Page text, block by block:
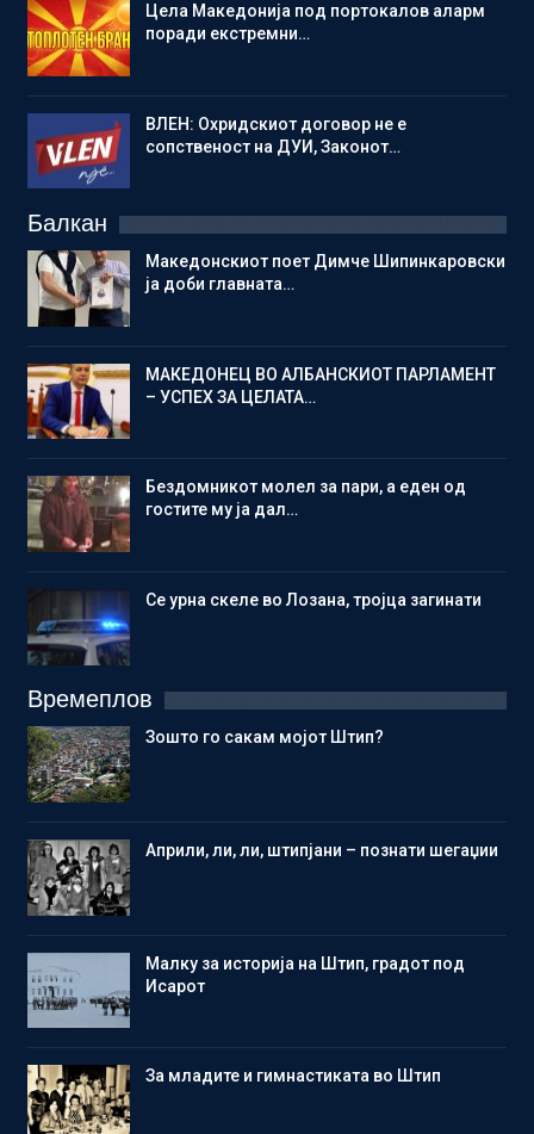
Цела Македонија под портокалов аларм
поради екстремни…
ВЛЕН: Охридскиот договор не е
сопственост на ДУИ, Законот…
Балкан
Македонскиот поет Димче Шипинкаровски
ја доби главната…
МАКЕДОНЕЦ ВО АЛБАНСКИОТ ПАРЛАМЕНТ
– УСПЕХ ЗА ЦЕЛАТА…
Бездомникот молел за пари, а еден од
гостите му ја дал…
Се урна скеле во Лозана, тројца загинати
Времеплов
Зошто го сакам мојот Штип?
Aприли, ли, ли, штипјани – познати шегаџии
Малку за историја на Штип, градот под
Исарот
Зa младите и гимнастиката во Штип